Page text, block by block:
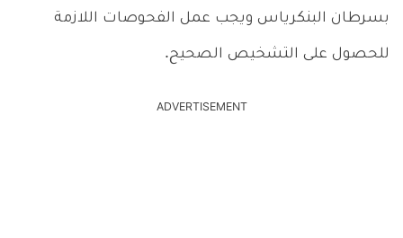
بسرطان البنكرياس ويجب عمل الفحوصات اللازمة
للحصول على التشخيص الصحيح.
ADVERTISEMENT